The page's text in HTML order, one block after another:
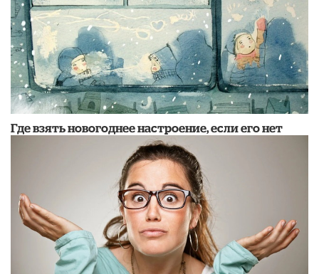
Где взять новогоднее настроение, если его нет